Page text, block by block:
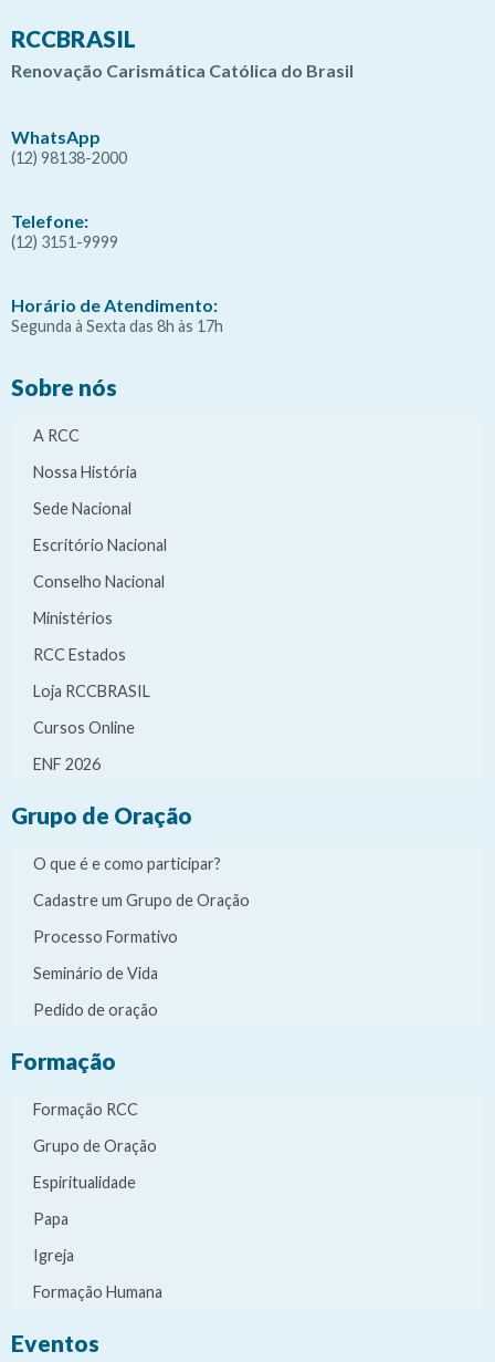
RCCBRASIL
Renovação Carismática Católica do Brasil
WhatsApp
(12) 98138-2000
Telefone:
(12) 3151-9999
Horário de Atendimento:
Segunda à Sexta das 8h às 17h
Sobre nós
A RCC
Nossa História
Sede Nacional
Escritório Nacional
Conselho Nacional
Ministérios
RCC Estados
Loja RCCBRASIL
Cursos Online
ENF 2026
Grupo de Oração
O que é e como participar?
Cadastre um Grupo de Oração
Processo Formativo
Seminário de Vida
Pedido de oração
Formação
Formação RCC
Grupo de Oração
Espiritualidade
Papa
Igreja
Formação Humana
Eventos